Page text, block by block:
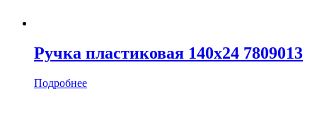
Ручка пластиковая 140х24 7809013
Подробнее